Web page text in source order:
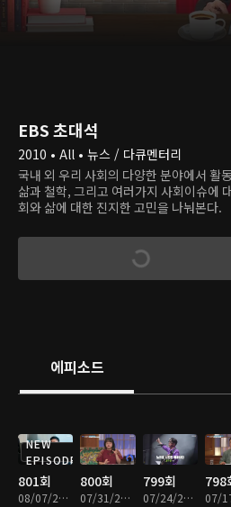
EBS 초대석
2010 • All • 뉴스 / 다큐멘터리
국내 외 우리 사회의 다양한 분야에서 활
삶과 철학, 그리고 여러가지 사회이슈에
회와 삶에 대한 진지한 고민을 나눠본다.
에피소드
NEW
EPISODE
801회
08/07/2026 • 43분
800회
07/31/2026 • 45분
799회
07/24/2026 • 43분
798